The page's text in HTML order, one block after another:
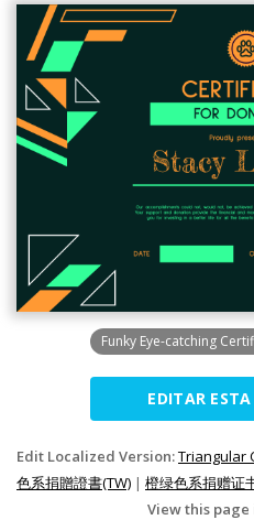
Funky Eye-catching
EDITAR
Edit Localized Version:Triangular
色系捐贈證書(TW) | 橙绿色系捐赠证
View this page